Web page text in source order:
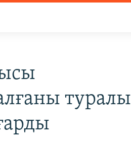
туралы